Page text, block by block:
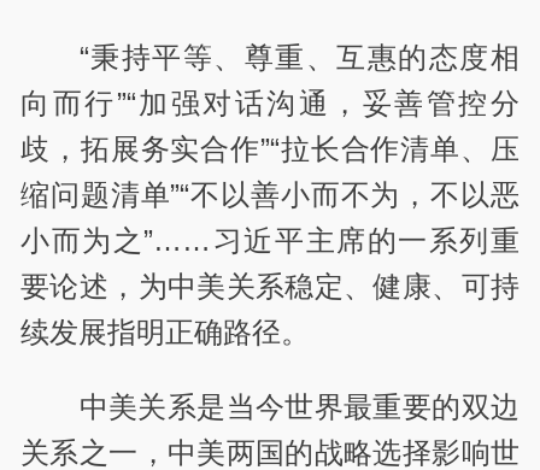
“秉持平等、尊重、互惠的态度相
向而行”“加强对话沟通，妥善管控分
歧，拓展务实合作”“拉长合作清单、压
缩问题清单”“不以善小而不为，不以恶
小而为之”……习近平主席的一系列重
要论述，为中美关系稳定、健康、可持
续发展指明正确路径。
中美关系是当今世界最重要的双边
关系之一，中美两国的战略选择影响世